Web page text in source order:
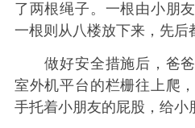
了两根绳子。一根由小朋
一根则从八楼放下来，先后
做好安全措施后，爸爸
室外机平台的栏栅往上爬
手托着小朋友的屁股，给小